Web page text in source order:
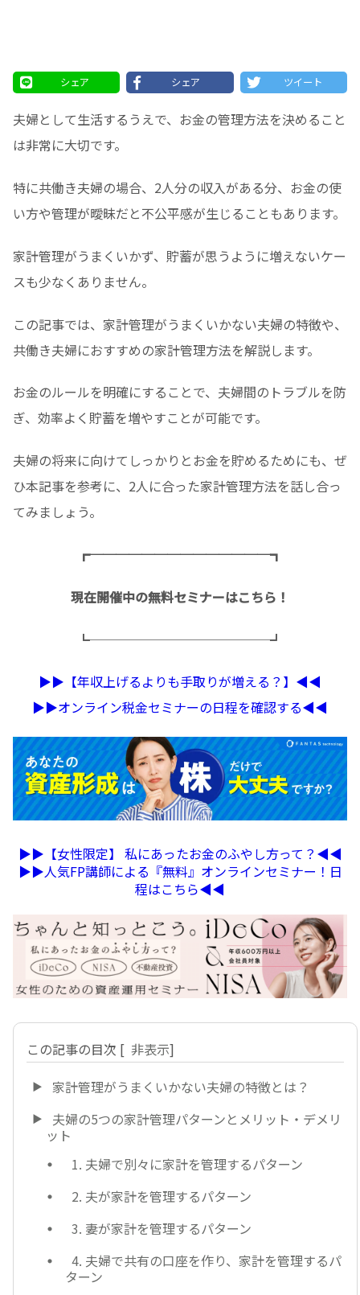
シェア シェア ツイート
夫婦として生活するうえで、お金の管理方法を決めること
は非常に大切です。
特に共働き夫婦の場合、2人分の収入がある分、お金の使
い方や管理が曖昧だと不公平感が生じることもあります。
家計管理がうまくいかず、貯蓄が思うように増えないケー
スも少なくありません。
この記事では、家計管理がうまくいかない夫婦の特徴や、
共働き夫婦におすすめの家計管理方法を解説します。
お金のルールを明確にすることで、夫婦間のトラブルを防
ぎ、効率よく貯蓄を増やすことが可能です。
夫婦の将来に向けてしっかりとお金を貯めるためにも、ぜ
ひ本記事を参考に、2人に合った家計管理方法を話し合っ
てみましょう。
┏──────────────┓
現在開催中の無料セミナーはこちら！
┗──────────────┛
▶︎▶︎【年収上げるよりも手取りが増える？】◀︎◀︎
▶︎▶︎オンライン税金セミナーの日程を確認する◀︎◀︎
▶︎▶︎【女性限定】 私にあったお金のふやし方って？◀︎◀︎
▶︎▶︎人気FP講師による『無料』オンラインセミナー！日
程はこちら◀︎◀︎
この記事の目次 [ 非表示]
家計管理がうまくいかない夫婦の特徴とは？
夫婦の5つの家計管理パターンとメリット・デメリ
ット
1. 夫婦で別々に家計を管理するパターン
2. 夫が家計を管理するパターン
3. 妻が家計を管理するパターン
4. 夫婦で共有の口座を作り、家計を管理するパ
ターン